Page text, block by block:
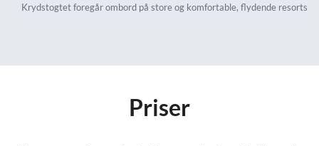
Krydstogtet foregår ombord på store og komfortable, flydende resorts
Priser